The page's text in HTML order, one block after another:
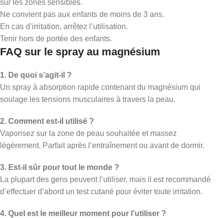
sur les zones sensibles.
Ne convient pas aux enfants de moins de 3 ans.
En cas d’irritation, arrêtez l’utilisation.
Tenir hors de portée des enfants.
FAQ sur le spray au magnésium
1. De quoi s’agit-il ?
Un spray à absorption rapide contenant du magnésium qui
soulage les tensions musculaires à travers la peau.
2. Comment est-il utilisé ?
Vaporisez sur la zone de peau souhaitée et massez
légèrement. Parfait après l’entraînement ou avant de dormir.
3. Est-il sûr pour tout le monde ?
La plupart des gens peuvent l’utiliser, mais il est recommandé
d’effectuer d’abord un test cutané pour éviter toute irritation.
4. Quel est le meilleur moment pour l’utiliser ?